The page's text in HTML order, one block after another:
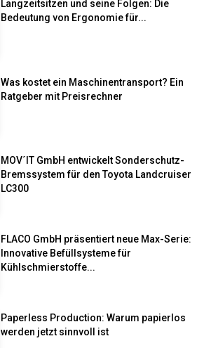
Langzeitsitzen und seine Folgen: Die
Bedeutung von Ergonomie für...
Was kostet ein Maschinentransport? Ein
Ratgeber mit Preisrechner
MOV´IT GmbH entwickelt Sonderschutz-
Bremssystem für den Toyota Landcruiser
LC300
FLACO GmbH präsentiert neue Max-Serie:
Innovative Befüllsysteme für
Kühlschmierstoffe...
Paperless Production: Warum papierlos
werden jetzt sinnvoll ist